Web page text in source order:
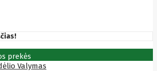
prekės
Valymas